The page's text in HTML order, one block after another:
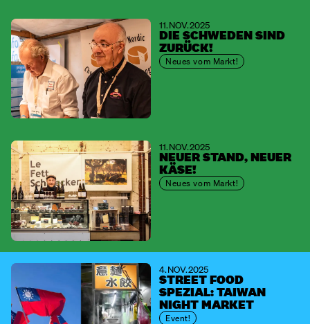
11. NOV. 2025
DIE SCHWEDEN SIND
ZURÜCK!
Neues vom Markt!
11. NOV. 2025
NEUER STAND, NEUER
KÄSE!
Neues vom Markt!
4. NOV. 2025
STREET FOOD
SPEZIAL: TAIWAN
NIGHT MARKET
Event!